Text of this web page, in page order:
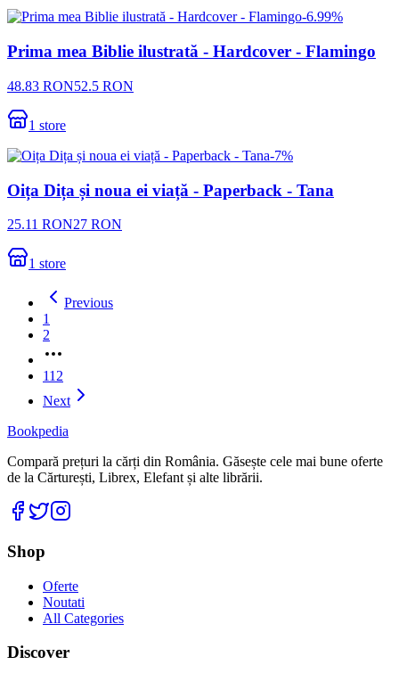
-6.99%
Prima mea Biblie ilustrată - Hardcover - Flamingo
48.83 RON52.5 RON
1 store
-7%
Oița Dița și noua ei viață - Paperback - Tana
25.11 RON27 RON
1 store
Previous
1
2
112
Next
Bookpedia
Compară prețuri la cărți din România. Găsește cele mai bune oferte
de la Cărturești, Librex, Elefant și alte librării.
Facebook
Twitter
Shop
Oferte
Noutati
All Categories
Discover